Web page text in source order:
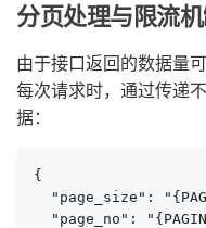
分页处理与限流机
由于接口返回的数据量
每次请求时，通过传递
据：
{
"page_size":
"page_no":